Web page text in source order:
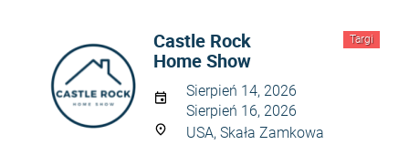
Targi
Castle Rock
Home Show
Sierpień 14, 2026
Sierpień 16, 2026
USA, Skała Zamkowa